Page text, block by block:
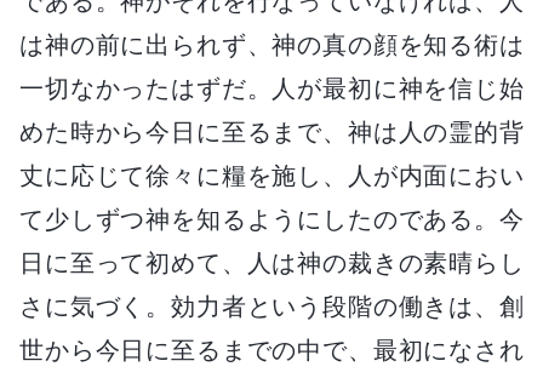
は神の前に出られず、神の真の顔を知る術は
一切なかったはずだ。人が最初に神を信じ始
めた時から今日に至るまで、神は人の霊的背
丈に応じて徐々に糧を施し、人が内面におい
て少しずつ神を知るようにしたのである。今
日に至って初めて、人は神の裁きの素晴らし
さに気づく。効力者という段階の働きは、創
世から今日に至るまでの中で、最初になされ